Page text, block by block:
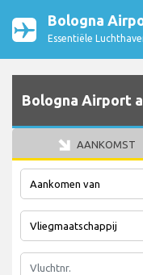
Bologna
Essentiële
Bologna Airport
AANKOMST